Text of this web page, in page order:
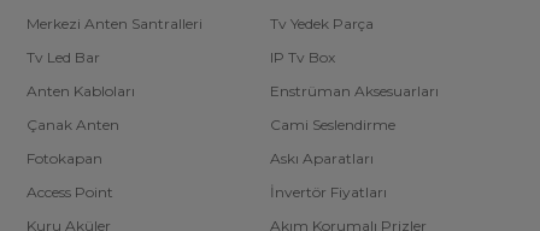
Merkezi Anten Santralleri
Tv Yedek Parça
Tv Led Bar
IP Tv Box
Anten Kabloları
Enstrüman Aksesuarları
Çanak Anten
Cami Seslendirme
Fotokapan
Askı Aparatları
Access Point
İnvertör Fiyatları
Kuru Aküler
Akım Korumalı Prizler